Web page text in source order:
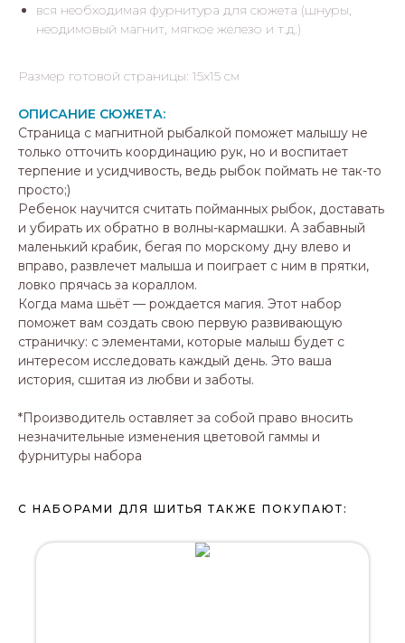
вся необходимая фурнитура для сюжета (шнуры,
неодимовый магнит, мягкое железо и т.д.)
Размер готовой страницы: 15х15 см
ОПИСАНИЕ СЮЖЕТА:
Страница с магнитной рыбалкой поможет малышу не
только отточить координацию рук, но и воспитает
терпение и усидчивость, ведь рыбок поймать не так-то
просто;)
Ребенок научится считать пойманных рыбок, доставать
и убирать их обратно в волны-кармашки. А забавный
маленький крабик, бегая по морскому дну влево и
вправо, развлечет малыша и поиграет с ним в прятки,
ловко прячась за кораллом.
Когда мама шьёт — рождается магия. Этот набор
поможет вам создать свою первую развивающую
страничку: с элементами, которые малыш будет с
интересом исследовать каждый день. Это ваша
история, сшитая из любви и заботы.
*Производитель оставляет за собой право вносить
незначительные изменения цветовой гаммы и
фурнитуры набора
С НАБОРАМИ ДЛЯ ШИТЬЯ ТАКЖЕ ПОКУПАЮТ: